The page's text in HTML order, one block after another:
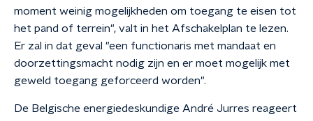
moment weinig mogelijkheden om toegang te eisen tot
het pand of terrein", valt in het Afschakelplan te lezen.
Er zal in dat geval "een functionaris met mandaat en
doorzettingsmacht nodig zijn en er moet mogelijk met
geweld toegang geforceerd worden".
De Belgische energiedeskundige André Jurres reageert